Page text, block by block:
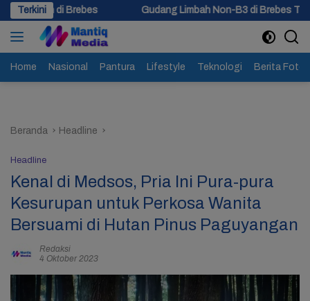
Langsung
ke
konten
Terkini Gudang Limbah Non-B3 di Brebes Terbakar, 5 Jam Api
Home Nasional Pantura Lifestyle Teknologi Berita Foto
Beranda Headline
Headline
Kenal di Medsos, Pria Ini Pura-pura
Kesurupan untuk Perkosa Wanita
Bersuami di Hutan Pinus Paguyangan
Redaksi
4 Oktober 2023